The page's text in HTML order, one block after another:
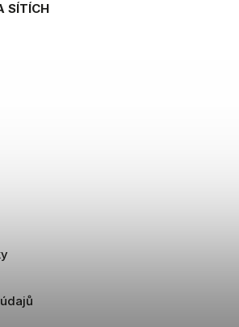
SÍTÍCH